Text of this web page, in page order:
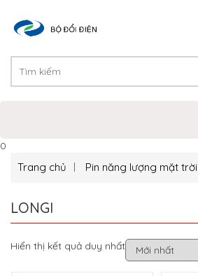
0
Trang chủ Pin năng lượng mặt trời
LONGI
Hiển thị kết quả duy nhất